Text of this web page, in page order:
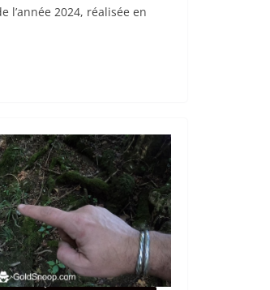
l’année 2024, réalisée en